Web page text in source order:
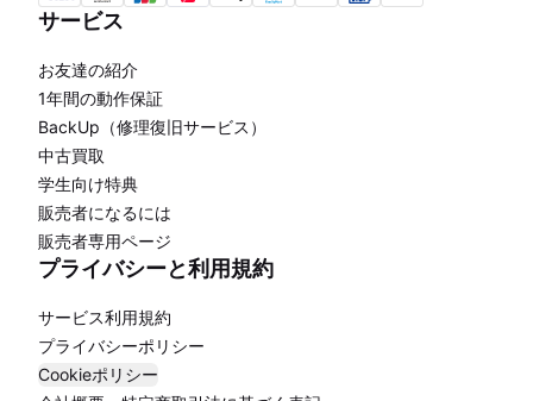
サービス
お友達の紹介
1年間の動作保証
BackUp（修理復旧サービス）
中古買取
学生向け特典
販売者になるには
販売者専用ページ
プライバシーと利用規約
サービス利用規約
プライバシーポリシー
Cookieポリシー